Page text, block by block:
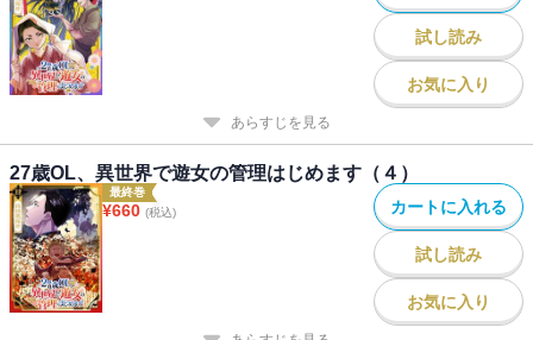
試し読み
お気に入り
あらすじを見る
27歳OL、異世界で遊女の管理はじめます（４）
最終巻
¥660 (税込) カートに入れる
試し読み
お気に入り